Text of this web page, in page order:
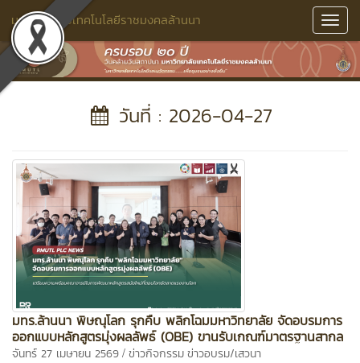
มหาวิทยาลัยเทคโนโลยีราชมงคลล้านนา
วันที่ : 2026-04-27
มทร.ล้านนา พิษณุโลก รุกคืบ พลิกโฉมมหาวิทยาลัย จัดอบรมการ
ออกแบบหลักสูตรมุ่งผลลัพธ์ (OBE) ขานรับเกณฑ์มาตรฐานสากล
จันทร์ 27 เมษายน 2569 / ข่าวกิจกรรมข่าวอบรม/เสวนา